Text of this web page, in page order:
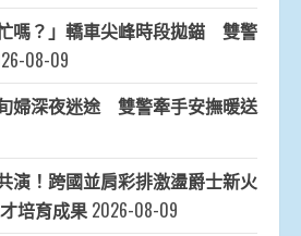
嗎？」轎車尖峰時段拋錨 雙警
08-09
婦深夜迷途 雙警牽手安撫暖送
演！跨國並肩彩排激盪爵士新火
培育成果 2026-08-09